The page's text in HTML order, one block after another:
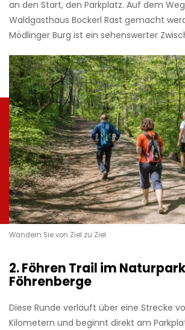
an den Start, den Parkplatz. Auf dem
Waldgasthaus Bockerl Rast gemacht
Mödlinger Burg ist ein sehenswerter
Wandern Sie von Ziel zu Ziel
2. Föhren Trail im Naturpark
Föhrenberge
Diese Runde verläuft über eine Strecke
Kilometern und beginnt direkt am